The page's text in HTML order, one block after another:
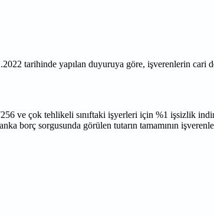
tarihinde yapılan duyuruya göre, işverenlerin cari
ve çok tehlikeli sınıftaki işyerleri için %1 işsizlik
borç sorgusunda görülen tutarın tamamının